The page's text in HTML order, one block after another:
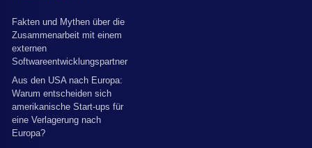
Fakten und Mythen über die
Zusammenarbeit mit einem
externen
Softwareentwicklungspartner
Aus den USA nach Europa:
Warum entscheiden sich
amerikanische Start-ups für
eine Verlagerung nach
Europa?